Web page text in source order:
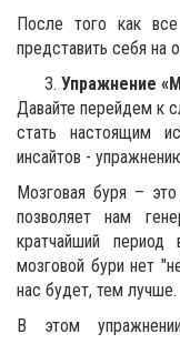
После того как все
представить себя на
Упражнение
Давайте перейдем к
стать настоящим
инсайтов -
Мозговая буря –
позволяет нам
кратчайший
мозговой бури нет
нас будет, тем лучше.
В этом